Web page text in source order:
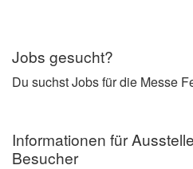
Jobs gesucht?
Du suchst Jobs für die Messe
Informationen für
Besucher